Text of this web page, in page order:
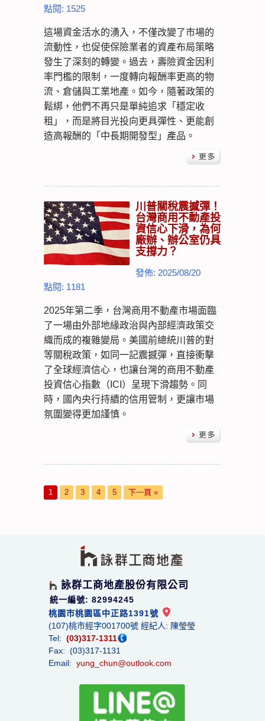
點閱: 1525
這場資金活水的湧入，不僅改變了市場的
流動性，也促使保險業者的資產布局策略
發生了深刻的轉變。過去，壽險資金因利
率門檻的限制，一度轉向報酬率更高的物
流、倉儲與工業地產。如今，隨著政策的
鬆綁，他們不再只是單純追求「穩定收
租」，而是將目光投向更具彈性、更能創
造高報酬的「中長期開發型」產品。
川普關稅震撼彈！
台灣商用不動產投
資信心下滑，為何
廠辦、辦公室仍具
支撐力？
發佈: 2025/08/20
點閱: 1181
2025年第二季，台灣商用不動產市場面臨
了一場由外部地緣政治與內部經濟政策交
織而成的複雜變局。美國前總統川普的對
等關稅政策，如同一記震撼彈，直接衝擊
了全球經濟信心，也讓台灣的商用不動產
投資信心指數（ICI）呈現下滑趨勢。同
時，國內央行持續的信用管制，更讓市場
氛圍變得更加謹慎。
1 2 3 4 5 下一頁 »
詠群工商地產股份有限公司
統一編號: 82994245
桃園市桃園區中正路1391號
(107)桃市經字001700號 經紀人: 陳瑩瑩
Tel: (03)317-1311
Fax: (03)317-1131
Email: yung_chun@outlook.com